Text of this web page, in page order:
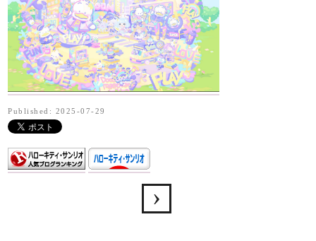
Published: 2025-07-29